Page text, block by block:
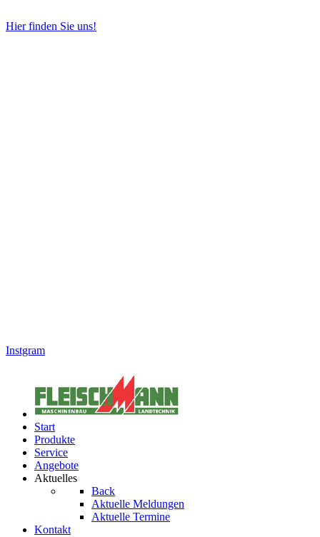
Hier finden Sie uns!
Instgram
Start
Produkte
Service
Angebote
Aktuelles
Back
Aktuelle Meldungen
Aktuelle Termine
Kontakt